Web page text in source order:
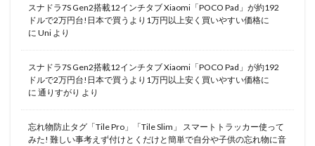
スナドラ7S Gen2搭載12インチタブ Xiaomi「POCO Pad」が約192
ドルで2万円台!日本で買うより1万円以上安く買いやすい価格に
に Uni より
スナドラ7S Gen2搭載12インチタブ Xiaomi「POCO Pad」が約192
ドルで2万円台!日本で買うより1万円以上安く買いやすい価格に
に 通りすがり より
忘れ物防止タグ「Tile Pro」「Tile Slim」 スマートトラッカー使って
みた! 難しい事考えず付けとくだけと簡単で自分や子供の忘れ物に音